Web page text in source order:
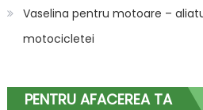
Vaselina pentru motoare –
motocicletei
PENTRU AFACEREA TA